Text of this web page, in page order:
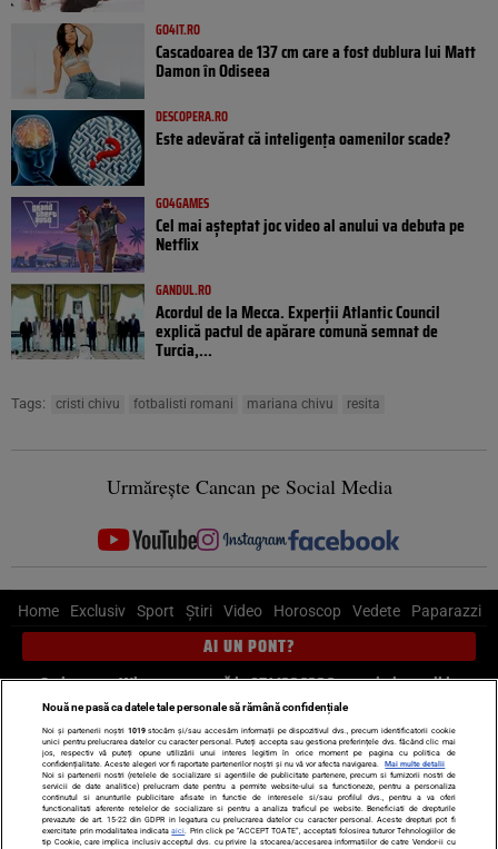
GO4IT.RO
Cascadoarea de 137 cm care a fost dublura lui Matt
Damon în Odiseea
DESCOPERA.RO
Este adevărat că inteligența oamenilor scade?
GO4GAMES
Cel mai așteptat joc video al anului va debuta pe
Netflix
GANDUL.RO
Acordul de la Mecca. Experții Atlantic Council
explică pactul de apărare comună semnat de
Turcia,...
Tags: cristi chivu fotbalisti romani mariana chivu resita
Urmărește Cancan pe Social Media
Home Exclusiv Sport Știri Video Horoscop Vedete Paparazzi
AI UN PONT?
Scrie-ne pe Whatsapp, sună la 0741226226 sau trimite mail la
pont@cancan.ro
Știri interne Știri externe
Politică
Ultimele stiri
Diete Insula Iubirii Dictionar de vise
LIFE STYLE
Horoscop
Nouă ne pasă ca datele tale personale să rămână confidențiale
Noi și partenerii noștri 1019stocăm și/sau accesăm informații pe dispozitivul dvs., precum identificatorii cookie
unici pentru prelucrarea datelor cu caracter personal. Puteți accepta sau gestiona preferințele dvs. făcând clic mai
jos, respectiv vă puteți opune utilizării unui interes legitim în orice moment pe pagina cu politica de
confidențialitate. Aceste alegeri vor fi raportate partenerilor noștri și nu vă vor afecta navigarea.
Mai multe detalii
Noi si partenerii nostri (retelele de socializare si agentiile de publicitate partenere, precum si furnizorii nostri de
servicii de date analitice) prelucram date pentru a permite website-ului sa functioneze, pentru a personaliza
continutul si anunturile publicitare afisate in functie de interesele si/sau profilul dvs., pentru a va oferi
functionalitati aferente retelelor de socializare si pentru a analiza traficul pe website. Beneficiati de drepturile
prevazute de art. 15-22 din GDPR in legatura cu prelucrarea datelor cu caracter personal. Aceste drepturi pot fi
exercitate prin modalitatea indicataaici . Prin click pe “ACCEPT TOATE”, acceptati folosirea tuturor Tehnologiilor de
tip Cookie, care implica inclusiv acceptul dvs. cu privire la stocarea/accesarea informatiilor de catre Vendor-ii cu